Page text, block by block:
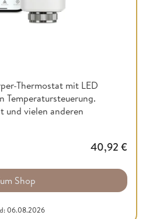
Thermostat mit LED
Temperatursteuerung.
und vielen anderen
40,92 €
Shop
06.08.2026